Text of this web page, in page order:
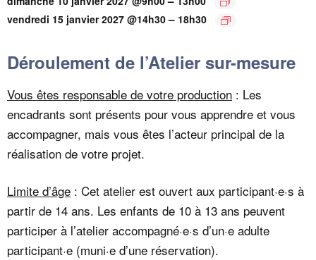
vendredi 15 janvier 2027 @14h30– 18h30
Déroulement de l’Atelier sur-mesure
Vous êtes responsable de votre production : Les
encadrants sont présents pour vous apprendre et vous
accompagner, mais vous êtes l’acteur principal de la
réalisation de votre projet.
Limite d’âge : Cet atelier est ouvert aux participant·e·s à
partir de 14 ans. Les enfants de 10 à 13 ans peuvent
participer à l’atelier accompagné·e·s d’un·e adulte
participant·e (muni·e d’une réservation).